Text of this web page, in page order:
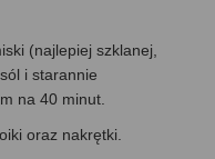
(najlepiej szklanej,
i starannie
na 40 minut.
oraz nakrętki.